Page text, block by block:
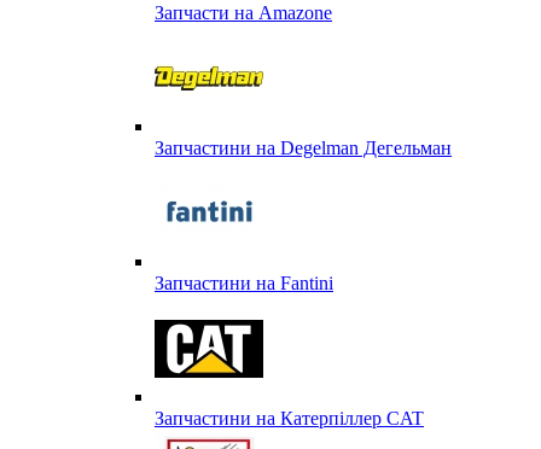
Запчасти на Amazone
Запчастини на Degelman Дегельман
Запчастини на Fantini
Запчастини на Катерпіллер CAT